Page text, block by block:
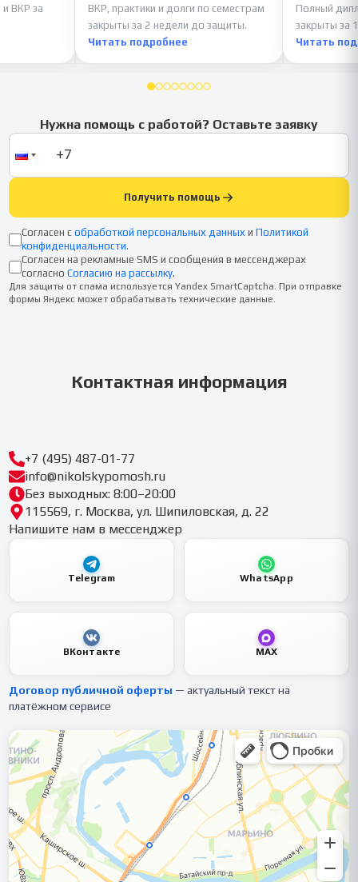
и ВКР за
ВКР, практики и долги по семестрам
закрыты за 2 недели до защиты.
Читать подробнее
Полный
закрыты за
Читать
Нужна помощь с работой? Оставьте заявку
Получить помощь
Согласен с обработкой персональных данных и Политикой
конфиденциальности.
Согласен на рекламные SMS и сообщения в мессенджерах
согласно Согласию на рассылку.
Для защиты от спама используется Yandex SmartCaptcha. При отправке
формы Яндекс может обрабатывать технические данные.
Контактная информация
+7 (495) 487-01-77
info@nikolskypomosh.ru
Без выходных: 8:00–20:00
115569, г. Москва, ул. Шипиловская, д. 22
Напишите нам в мессенджер
Telegram WhatsApp
ВКонтакте MAX
Договор публичной оферты — актуальный текст на
платёжном сервисе